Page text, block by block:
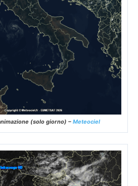
(solo giorno) – Meteociel